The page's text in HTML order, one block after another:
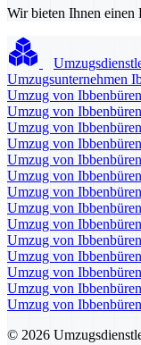
Wir bieten Ihnen
Umzugsunternehmen
Umzug von
Umzug von
Umzug von
Umzug von
Umzug von
Umzug von
Umzug von
Umzug von
Umzug von
Umzug von
Umzug von
Umzug von
Umzug von
Umzug von
© 2026